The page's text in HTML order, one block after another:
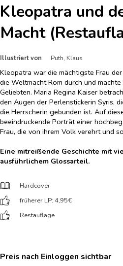
Kleopatra und
Macht
Illustriert von Puth, Klaus
Kleopatra war die mächtigste Frau
die Weltmacht Rom durch und
Geliebten. Maria Regina Kaiser
den Augen der Perlenstickerin Syris,
die Herrscherin gebunden ist. Auf
beeindruckende Porträt einer
Frau, die von ihrem Volk verehrt und
Eine mitreißende Geschichte mit
ausführlichem Glossarteil.
Hardcover
früherer LP: 4,95€
Restauflage
Preis nach Einloggen sichtbar